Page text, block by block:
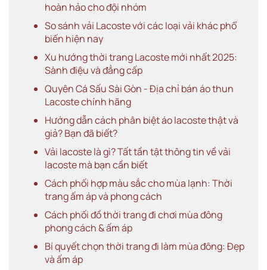
hoàn hảo cho đội nhóm
So sánh vải Lacoste với các loại vải khác phổ
biến hiện nay
Xu hướng thời trang Lacoste mới nhất 2025:
Sành điệu và đẳng cấp
Quyên Cá Sấu Sài Gòn - Địa chỉ bán áo thun
Lacoste chính hãng
Hướng dẫn cách phân biệt áo lacoste thật và
giả? Bạn đã biết?
Vải lacoste là gì? Tất tần tật thông tin về vải
lacoste mà bạn cần biết
Cách phối hợp màu sắc cho mùa lạnh: Thời
trang ấm áp và phong cách
Cách phối đồ thời trang đi chơi mùa đông
phong cách & ấm áp
Bí quyết chọn thời trang đi làm mùa đông: Đẹp
và ấm áp